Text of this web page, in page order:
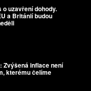
o uzavření dohody.
a Británií budou
Zvýšená inflace není
kterému čelíme